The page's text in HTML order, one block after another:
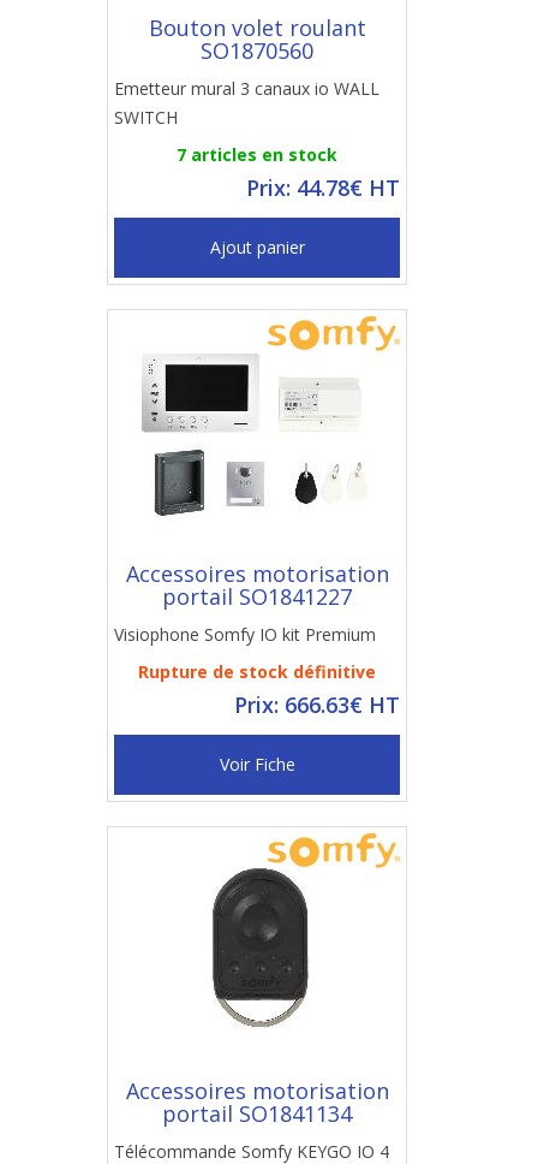
Bouton volet roulant
SO1870560
Emetteur mural 3 canaux io WALL
SWITCH
7 articles en stock
Prix: 44.78€ HT
Ajout panier
Accessoires motorisation
portail SO1841227
Visiophone Somfy IO kit Premium
Rupture de stock définitive
Prix: 666.63€ HT
Voir Fiche
Accessoires motorisation
portail SO1841134
Télécommande Somfy KEYGO IO 4